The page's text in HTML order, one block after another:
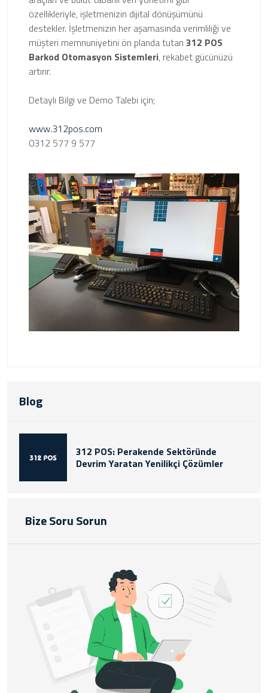
özellikleriyle, işletmenizin dijital dönüşümünü
destekler. İşletmenizin her aşamasında verimliliği ve
müşteri memnuniyetini ön planda tutan 312 POS
Barkod Otomasyon Sistemleri, rekabet gücünüzü
artırır.
Detaylı Bilgi ve Demo Talebi için;
www.312pos.com
0312 577 9 577
Blog
312 POS: Perakende Sektöründe
Devrim Yaratan Yenilikçi Çözümler
Bize Soru Sorun